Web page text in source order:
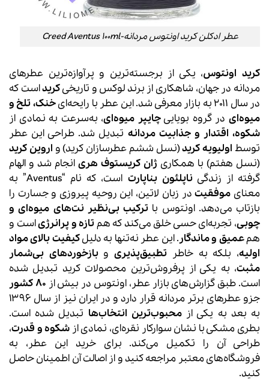
عطر ادکلن کرید اونتوس مردانه-Creed Aventus 100ml
کرید اونتوس، یکی از برجسته‌ترین و پرآوازه‌ترین عطرهای
مردانه در جهان، شاهکاری از برند لوکس و تاریخیکریداست که
در سال ۲۰۱۱ به بازار معرفی شد. این عطر با رایحه‌ای
خنک، تلخ و
میوه‌ایدر گروه بویاییچایپر میوه‌ای، به‌سرعت به نمادی از
شکوه، اقتدار و جذابیت مردانه تبدیل شد. طراحی این عطر
توسط اولیویه کرید(نسل ششم عطرسازان کرید) و اروین کرید
(نسل هفتم) با همکاری ژان کریستوف هری انجام شد و الهام
گرفته از زندگیناپلئون بناپارت
است، که نام “Aventus” به
معنای موفقیتدر زبان لاتین، این روحیه پیروزی و جسارت را
بازتاب می‌دهد. اونتوس با ترکیب بی‌نظیر نت‌های میوه‌ای و
چوبی، تجربه‌ای حسی خلق می‌کند که همتازه و پرانرژیاست و
همعمیق و ماندگار. این عطر نه‌تنها به دلیلکیفیت بالای مواد
اولیه، بلکه به خاطر تطبیق‌پذیریوبازخوردهای بی‌شمار
مثبت، به یکی از پرفروش‌ترین محصولات کرید تبدیل شده
است. طبق گزارش‌های بازار عطر، اونتوس در بیش از ۸۰ کشور
جزو عطرهای برتر مردانه قرار دارد و در ایران نیز از سال ۱۳۹۶
به بعد به یکی ازمحبوب‌ترین انتخاب‌ها تبدیل شده است.
بطری مشکی با نشان سوارکار نقره‌ای، نمادی از شکوه و قدرت،
طراحی آن را تکمیل می‌کند. برای خرید این عطر، به
فروشگاه‌های معتبر مراجعه کنید و از اصالت آن اطمینان حاصل
کنید.